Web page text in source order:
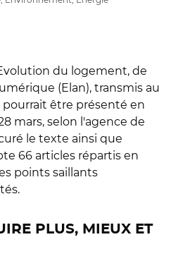
du logement, de
(Elan), transmis au
être présenté en
mars, selon l'agence de
le texte ainsi que
66 articles répartis en
points saillants
PLUS, MIEUX ET